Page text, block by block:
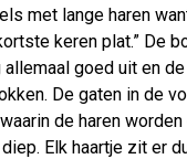
met lange haren
keren plat.” De
allemaal goed uit en
De gaten in de
de haren
Elk haartje zit er